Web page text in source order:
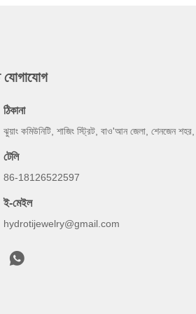
ঠিকানা
ঝুয়াং কমিউনিটি, শাজিং স্ট্রিট, বাও'আন জেলা, শেনজেন
টেলি
86-18126522597
ই-মেইল
hydrotijewelry@gmail.com